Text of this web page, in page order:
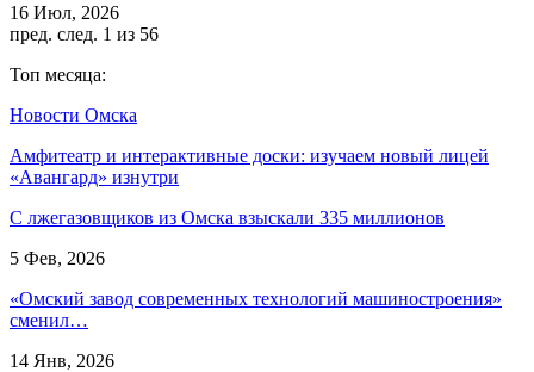
16 Июл, 2026
пред. след. 1 из 56
Топ месяца:
Новости Омска
Амфитеатр и интерактивные доски: изучаем новый лицей
«Авангард» изнутри
С лжегазовщиков из Омска взыскали 335 миллионов
5 Фев, 2026
«Омский завод современных технологий машиностроения»
сменил…
14 Янв, 2026